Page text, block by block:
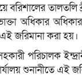
বরিশালের
অধিকার
জরিমানা করা হয়।
পরিচালক
শুনানীতে এই